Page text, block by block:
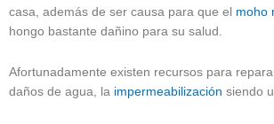
casa, además de ser causa para que el moho
hongo bastante dañino para su salud.
Afortunadamente existen recursos para
daños de agua, la impermeabilización siendo